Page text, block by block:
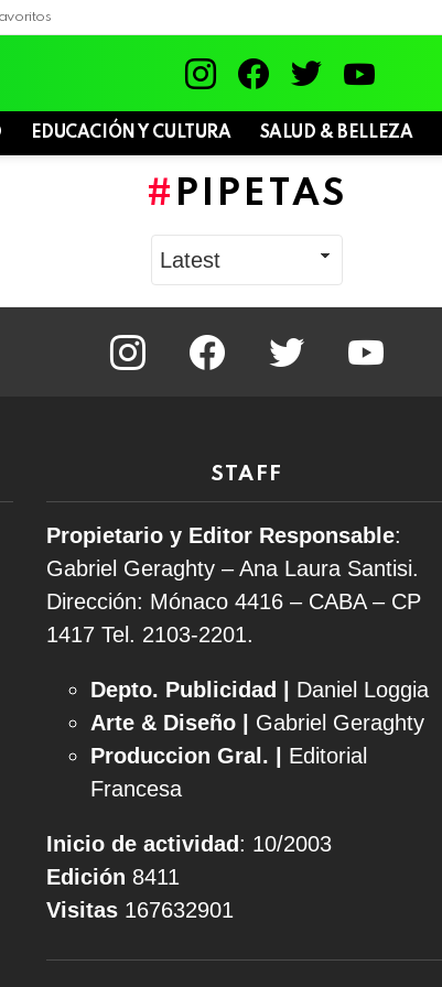
EDUCACIÓN Y CULTURA SALUD & BELLEZA
PIPETAS
instagram facebook twitter
STAFF
Propietario y Editor Responsable:
Gabriel Geraghty – Ana Laura Santisi.
Dirección: Mónaco 4416 – CABA – CP
1417 Tel. 2103-2201.
Depto. Publicidad |
Daniel Loggia
Arte & Diseño | Gabriel Geraghty
Produccion Gral. |
Editorial
Francesa
Inicio de actividad : 10/2003
Edición 8411
Visitas 167632901